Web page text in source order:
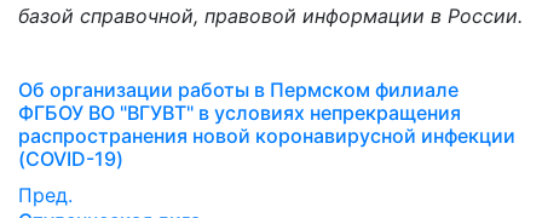
базой справочной, правовой информации в России.
Об организации работы в Пермском филиале
ФГБОУ ВО "ВГУВТ" в условиях непрекращения
распространения новой коронавирусной инфекции
(COVID-19)
Пред.